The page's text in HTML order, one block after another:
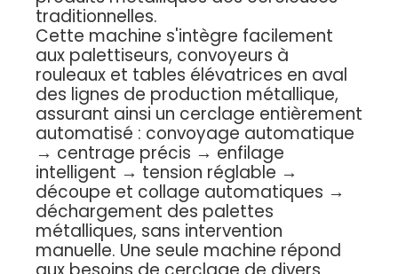
traditionnelles.
Cette machine s'intègre facilement
aux palettiseurs, convoyeurs à
rouleaux et tables élévatrices en aval
des lignes de production métallique,
assurant ainsi un cerclage entièrement
automatisé : convoyage automatique
→ centrage précis → enfilage
intelligent → tension réglable →
découpe et collage automatiques →
déchargement des palettes
métalliques, sans intervention
manuelle. Une seule machine répond